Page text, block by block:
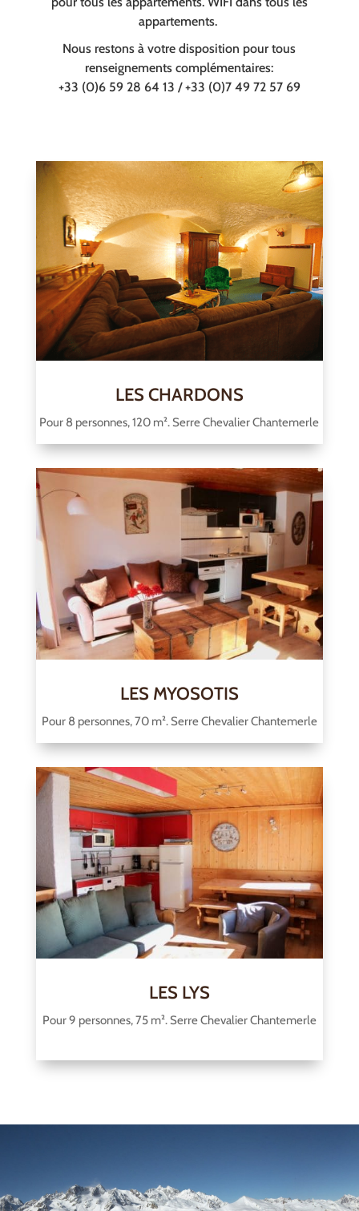
appartements.
Nous restons à votre disposition pour tous
renseignements complémentaires:
+33 (0)6 59 28 64 13 / +33 (0)7 49 72 57 69
LES CHARDONS
Pour 8 personnes, 120 m². Serre Chevalier Chantemerle
LES MYOSOTIS
Pour 8 personnes, 70 m². Serre Chevalier Chantemerle
LES LYS
Pour 9 personnes, 75 m². Serre Chevalier Chantemerle